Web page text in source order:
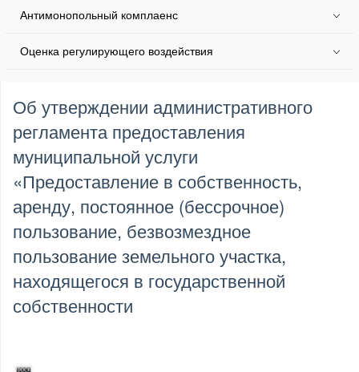
Антимонопольный комплаенс
Оценка регулирующего воздействия
Об утверждении административного
регламента предоставления
муниципальной услуги
«Предоставление в собственность,
аренду, постоянное (бессрочное)
пользование, безвозмездное
пользование земельного участка,
находящегося в государственной
собственности